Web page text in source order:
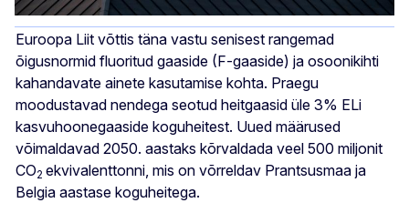
Euroopa Liit võttis täna vastu senisest rangemad
õigusnormid fluoritud gaaside (F-gaaside) ja osoonikihti
kahandavate ainete kasutamise kohta. Praegu
moodustavad nendega seotud heitgaasid üle 3% ELi
kasvuhoonegaaside koguheitest. Uued määrused
võimaldavad 2050. aastaks kõrvaldada veel 500 miljonit
CO2 ekvivalenttonni, mis on võrreldav Prantsusmaa ja
Belgia aastase koguheitega.